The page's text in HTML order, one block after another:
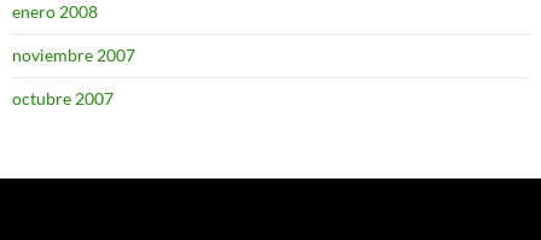
enero 2008
noviembre 2007
octubre 2007